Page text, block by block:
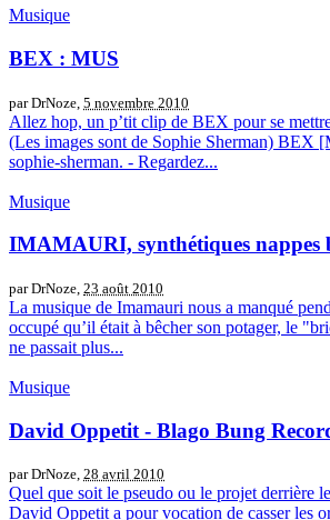
Musique
BEX : MUS
par DrNoze, 5 novembre 2010
Allez hop, un p’tit clip de BEX pour se
(Les images sont de Sophie Sherman) BEX
sophie-sherman. - Regardez...
Musique
IMAMAURI, synthétiques nappes
par DrNoze, 23 août 2010
La musique de Imamauri nous a manqué
occupé qu’il était à bêcher son potager, le
ne passait plus...
Musique
David Oppetit - Blago Bung
par DrNoze, 28 avril 2010
Quel que soit le pseudo ou le projet derrière
David Oppetit a pour vocation de casser les